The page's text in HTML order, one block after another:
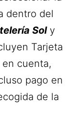
dentro del
Soly
Tarjeta
en cuenta,
pago en
de la